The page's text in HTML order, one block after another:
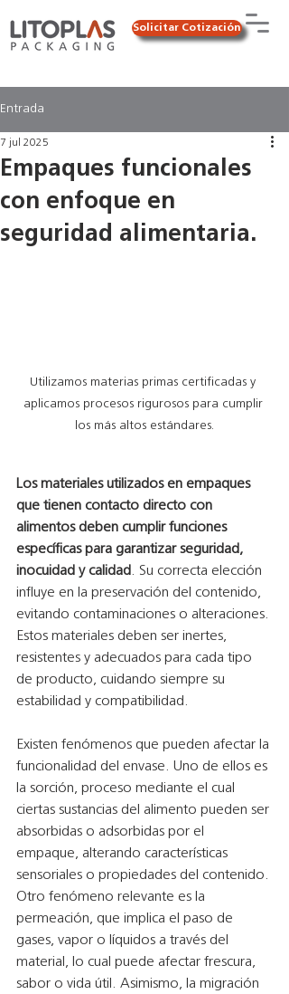
Solicitar Cotización
Entrada
Empaques funcionales
con enfoque en
seguridad alimentaria.
7 jul 2025
Utilizamos materias primas certificadas y
aplicamos procesos rigurosos para cumplir
los más altos estándares.
Los materiales utilizados en empaques
que tienen contacto directo con
alimentos deben cumplir funciones
específicas para garantizar seguridad,
inocuidad y calidad. Su correcta elección
influye en la preservación del contenido,
evitando contaminaciones o alteraciones.
Estos materiales deben ser inertes,
resistentes y adecuados para cada tipo
de producto, cuidando siempre su
estabilidad y compatibilidad.
Existen fenómenos que pueden afectar la
funcionalidad del envase. Uno de ellos es
la sorción, proceso mediante el cual
ciertas sustancias del alimento pueden ser
absorbidas o adsorbidas por el
empaque, alterando características
sensoriales o propiedades del contenido.
Otro fenómeno relevante es la
permeación, que implica el paso de
gases, vapor o líquidos a través del
material, lo cual puede afectar frescura,
sabor o vida útil. Asimismo, la migración